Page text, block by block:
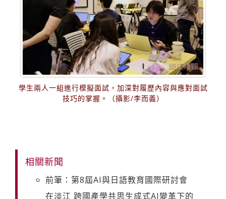
學生兩人一組進行模擬面試，加深對履歷內容與應對面試
技巧的掌握。（攝影/李而義）
相關新聞
前筆：第8屆AI與日語教育國際研討會
在淡江 跨國產學共思生成式AI變革下的